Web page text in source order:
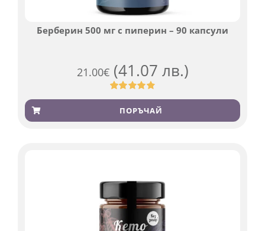
Берберин 500 мг с пиперин – 90 капсули
21.00€ (41.07 лв.)
Оценен
4.84 от 5,
369
ПОРЪЧАЙ